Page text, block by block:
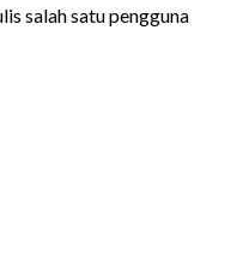
salah satu pengguna